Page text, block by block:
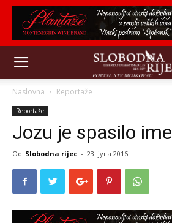
Naslovna Reportaže
Reportaže
Jozu je spasilo ime
Od Slobodna rijec - 23. јуна 2016.